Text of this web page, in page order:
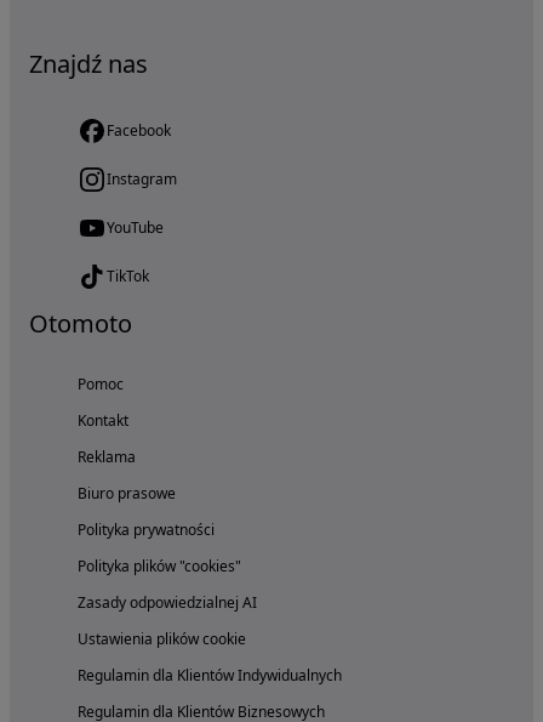
Znajdź nas
Facebook
Instagram
YouTube
TikTok
Otomoto
Pomoc
Kontakt
Reklama
Biuro prasowe
Polityka prywatności
Polityka plików "cookies"
Zasady odpowiedzialnej AI
Ustawienia plików cookie
Regulamin dla Klientów Indywidualnych
Regulamin dla Klientów Biznesowych